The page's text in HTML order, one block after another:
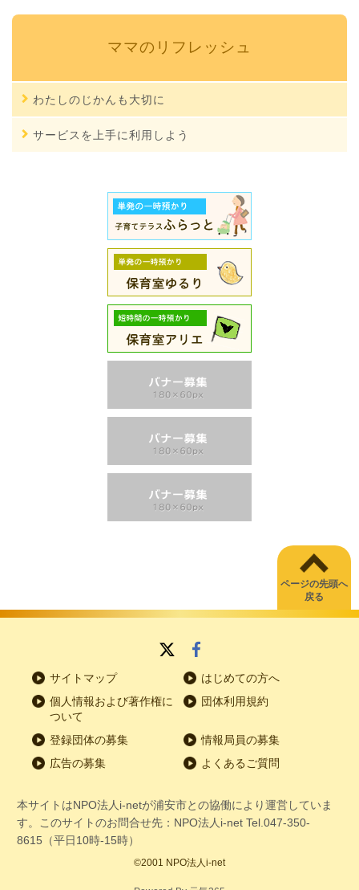
ママのリフレッシュ
わたしのじかんも大切に
サービスを上手に利用しよう
ページの先頭へ
戻る
サイトマップ
はじめての方へ
個人情報および著作権に
ついて
団体利用規約
登録団体の募集
情報局員の募集
広告の募集
よくあるご質問
本サイトはNPO法人i-netが浦安市との協働により運営していま
す。このサイトのお問合せ先：NPO法人i-net Tel.047-350-
8615（平日10時-15時）
©2001 NPO法人i-net